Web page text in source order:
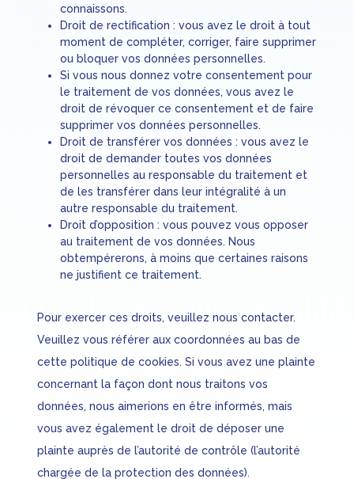
connaissons.
Droit de rectification : vous avez le droit à tout
moment de compléter, corriger, faire supprimer
ou bloquer vos données personnelles.
Si vous nous donnez votre consentement pour
le traitement de vos données, vous avez le
droit de révoquer ce consentement et de faire
supprimer vos données personnelles.
Droit de transférer vos données : vous avez le
droit de demander toutes vos données
personnelles au responsable du traitement et
de les transférer dans leur intégralité à un
autre responsable du traitement.
Droit d’opposition : vous pouvez vous opposer
au traitement de vos données. Nous
obtempérerons, à moins que certaines raisons
ne justifient ce traitement.
Pour exercer ces droits, veuillez nous contacter.
Veuillez vous référer aux coordonnées au bas de
cette politique de cookies. Si vous avez une plainte
concernant la façon dont nous traitons vos
données, nous aimerions en être informés, mais
vous avez également le droit de déposer une
plainte auprès de l’autorité de contrôle (l’autorité
chargée de la protection des données).